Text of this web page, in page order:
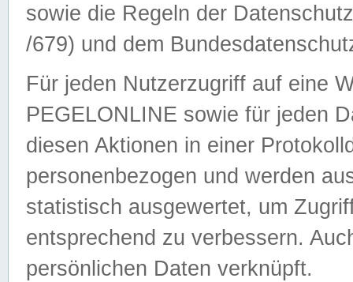
sowie die Regeln der
/679) und dem
Für jeden Nutzerzugriff auf eine
PEGELONLINE sowie für jeden
diesen Aktionen in einer
personenbezogen und werden
statistisch ausgewertet, um
entsprechend zu verbessern.
persönlichen Daten verknüpft.